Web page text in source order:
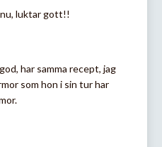
luktar gott!!
har samma recept, jag
som hon i sin tur har